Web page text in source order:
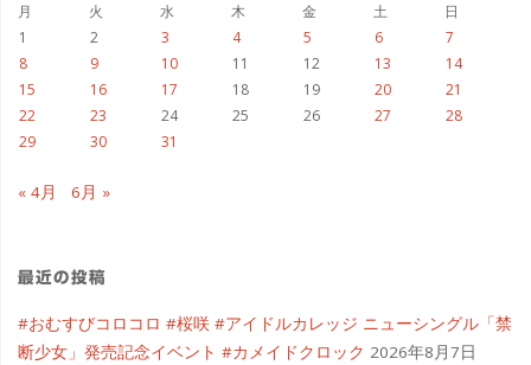
月
火 水 木 金 土
日
1
2 3 4 5 6
7
8
9 10 11 12 13
14
15
16 17 18 19 20
21
22
23 24 25 26 27
28
29
30 31
« 4月 6月 »
最近の投稿
#おむすびコロコロ #桜咲 #アイドルカレッジ ニューシングル「禁
断少女」発売記念イベント #カメイドクロック 2026年8月7日